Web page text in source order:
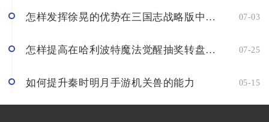
怎样发挥徐晃的优势在三国志战略版中取胜 07-03
怎样提高在哈利波特魔法觉醒抽奖转盘中的赢取几率 07-25
如何提升秦时明月手游机关兽的能力 05-15